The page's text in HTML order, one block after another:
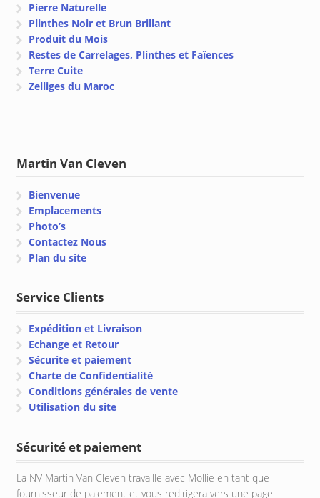
Pierre Naturelle
Plinthes Noir et Brun Brillant
Produit du Mois
Restes de Carrelages, Plinthes et Faïences
Terre Cuite
Zelliges du Maroc
Martin Van Cleven
Bienvenue
Emplacements
Photo’s
Contactez Nous
Plan du site
Service Clients
Expédition et Livraison
Echange et Retour
Sécurite et paiement
Charte de Confidentialité
Conditions générales de vente
Utilisation du site
Sécurité et paiement
La NV Martin Van Cleven travaille avec Mollie en tant que
fournisseur de paiement et vous redirigera vers une page